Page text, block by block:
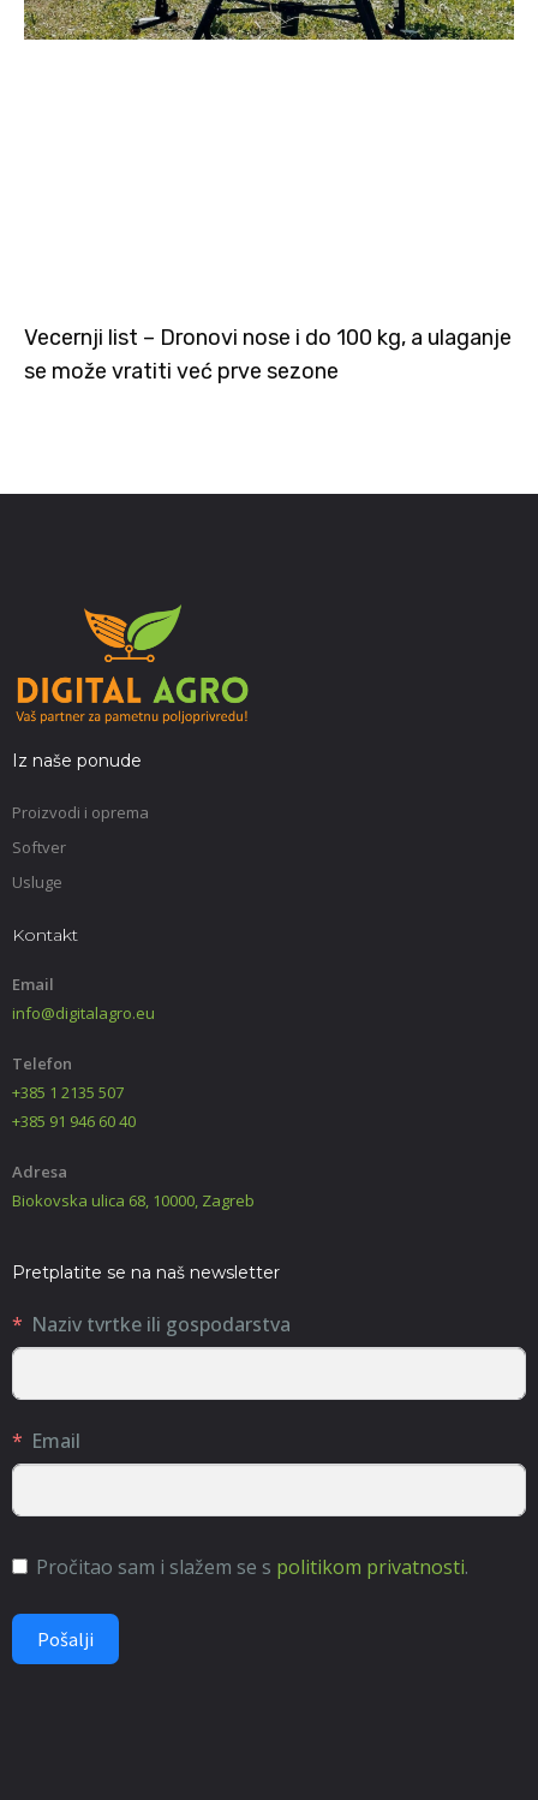
Vecernji list – Dronovi nose i do 100 kg, a ulaganje
se može vratiti već prve sezone
Iz naše ponude
Proizvodi i oprema
Softver
Usluge
Kontakt
Email
info@digitalagro.eu
Telefon
+385 1 2135 507
+385 91 946 60 40
Adresa
Biokovska ulica 68, 10000, Zagreb
Pretplatite se na naš newsletter
Naziv tvrtke ili gospodarstva
Email
Pročitao sam i slažem se s politikom privatnosti.
Pošalji